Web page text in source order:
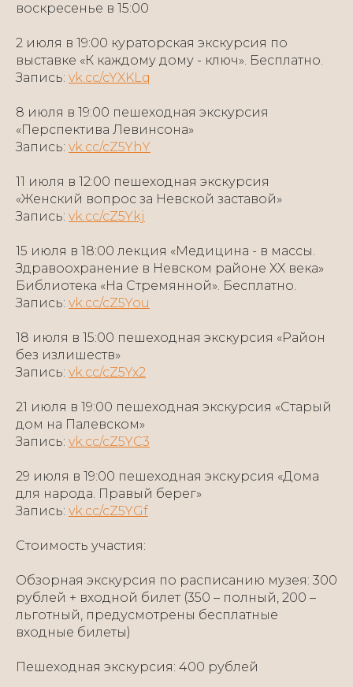
воскресенье в 15:00
2 июля в 19:00 кураторская экскурсия по
выставке «К каждому дому - ключ». Бесплатно.
Запись: vk.cc/cYXKLq
8 июля в 19:00 пешеходная экскурсия
«Перспектива Левинсона»
Запись: vk.cc/cZ5YhY
11 июля в 12:00 пешеходная экскурсия
«Женский вопрос за Невской заставой»
Запись: vk.cc/cZ5Ykj
15 июля в 18:00 лекция «Медицина - в массы.
Здравоохранение в Невском районе XX века»
Библиотека «На Стремянной». Бесплатно.
Запись: vk.cc/cZ5You
18 июля в 15:00 пешеходная экскурсия «Район
без излишеств»
Запись: vk.cc/cZ5Yx2
21 июля в 19:00 пешеходная экскурсия «Старый
дом на Палевском»
Запись: vk.cc/cZ5YC3
29 июля в 19:00 пешеходная экскурсия «Дома
для народа. Правый берег»
Запись: vk.cc/cZ5YGf
Стоимость участия:
Обзорная экскурсия по расписанию музея: 300
рублей + входной билет (350 – полный, 200 –
льготный, предусмотрены бесплатные
входные билеты)
Пешеходная экскурсия: 400 рублей